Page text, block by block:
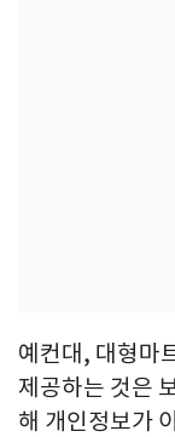
예컨대, 대형마
제공하는 것은
해 개인정보가